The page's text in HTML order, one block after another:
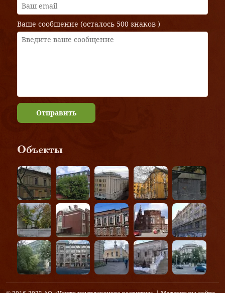
Ваше сообщение (осталось 500 знаков )
Отправить
Объекты